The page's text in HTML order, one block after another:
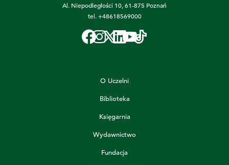
Al. Niepodległości 10, 61-875 Poznań
tel.+48618569000
O Uczelni
Biblioteka
Księgarnia
Wydawnictwo
Fundacja